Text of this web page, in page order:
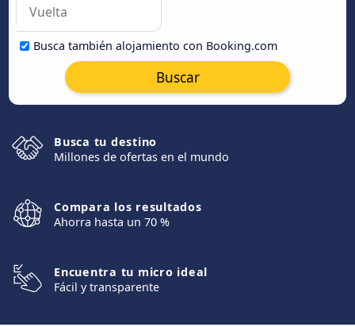
Busca también alojamiento con Booking.com
Buscar
Busca tu destino
Millones de ofertas en el mundo
Compara los resultados
Ahorra hasta un 70 %
Encuentra tu micro ideal
Fácil y transparente